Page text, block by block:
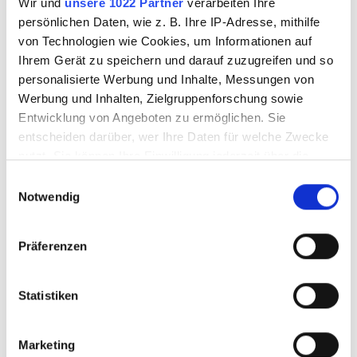
Wir und unsere 1022 Partner verarbeiten Ihre
persönlichen Daten, wie z. B. Ihre IP-Adresse, mithilfe
von Technologien wie Cookies, um Informationen auf
Ihrem Gerät zu speichern und darauf zuzugreifen und so
personalisierte Werbung und Inhalte, Messungen von
Werbung und Inhalten, Zielgruppenforschung sowie
Entwicklung von Angeboten zu ermöglichen. Sie
entscheiden darüber, wer Ihre Daten für welche Zwecke
Trigger Symbol ändern oder widerrufen
Informationen über Ihre geografische Lage
können
bestimmten Merkmalen (Fingerprinting) identifizieren
Erfahren Sie mehr darüber, wie Ihre persönlichen Daten
Notwendig
Präferenzen
Statistiken
Marketing
Dekoration
Werkzeuge
Maschinen
Sale